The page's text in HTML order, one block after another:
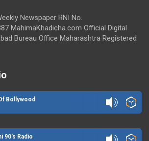
Newspaper RNI No.
MahimaKhadicha.com Official Digital
Bureau Office Maharashtra Registered
Bollywood
90's Radio